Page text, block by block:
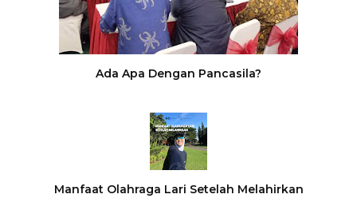
Ada Apa Dengan Pancasila?
Manfaat Olahraga Lari Setelah Melahirkan